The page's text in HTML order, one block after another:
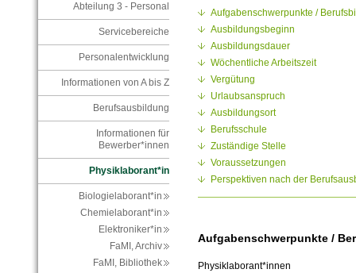
Abteilung 3 - Personal
Servicebereiche
Personalentwicklung
Informationen von A bis Z
Berufsausbildung
Informationen für
Bewerber*innen
Physiklaborant*in
Biologielaborant*in
Chemielaborant*in
Elektroniker*in
FaMI, Archiv
FaMI, Bibliothek
Aufgabenschwerpunkte /
Ausbildungsbeginn
Ausbildungsdauer
Wöchentliche Arbeitszeit
Vergütung
Urlaubsanspruch
Ausbildungsort
Berufsschule
Zuständige Stelle
Voraussetzungen
Perspektiven nach der
Aufgabenschwerpunkte /
Physiklaborant*innen